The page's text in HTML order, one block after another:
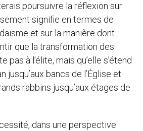
poursuivre la réflexion sur
signifie en termes de
et sur la manière dont
que la transformation des
pas à l’élite, mais qu’elle s’étend
jusqu’aux bancs de l’Église et
rabbins jusqu’aux étages de
dans une perspective